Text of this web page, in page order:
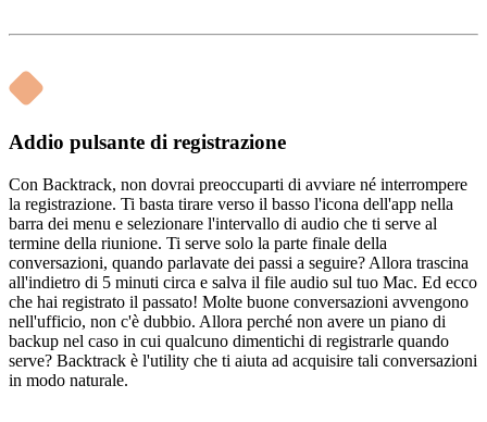
Addio pulsante di registrazione
Con Backtrack, non dovrai preoccuparti di avviare né interrompere
la registrazione. Ti basta tirare verso il basso l'icona dell'app nella
barra dei menu e selezionare l'intervallo di audio che ti serve al
termine della riunione. Ti serve solo la parte finale della
conversazioni, quando parlavate dei passi a seguire? Allora trascina
all'indietro di 5 minuti circa e salva il file audio sul tuo Mac. Ed ecco
che hai registrato il passato! Molte buone conversazioni avvengono
nell'ufficio, non c'è dubbio. Allora perché non avere un piano di
backup nel caso in cui qualcuno dimentichi di registrarle quando
serve? Backtrack è l'utility che ti aiuta ad acquisire tali conversazioni
in modo naturale.